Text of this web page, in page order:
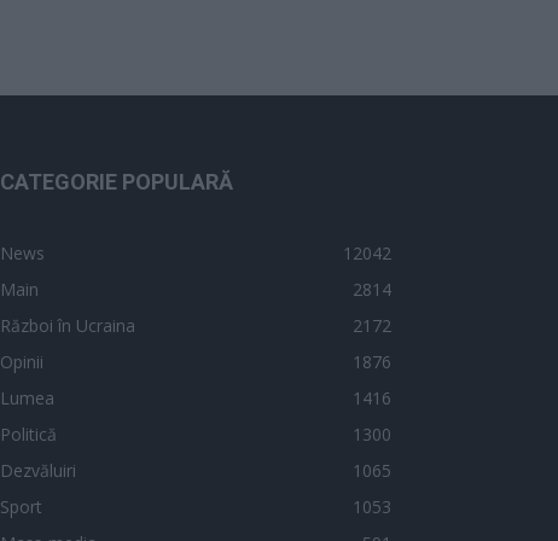
CATEGORIE POPULARĂ
News
12042
Main
2814
Război în Ucraina
2172
Opinii
1876
Lumea
1416
Politică
1300
Dezvăluiri
1065
Sport
1053